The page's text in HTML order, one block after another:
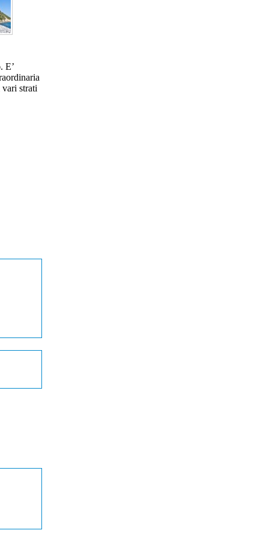
E’
strati